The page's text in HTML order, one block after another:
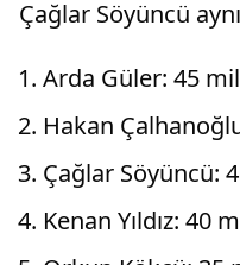
Çağlar Söyüncü
Arda Güler: 45
Hakan
Çağlar Söyüncü:
Kenan Yıldız: 40